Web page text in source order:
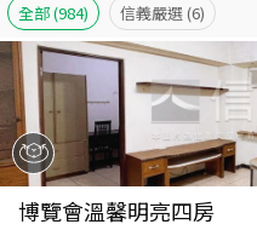
全部(984) 信義嚴選 (6)
博覽會溫馨明亮四房